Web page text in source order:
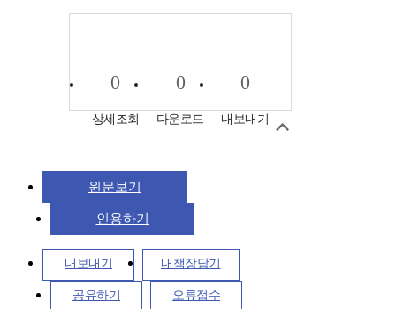
0
상세조회
0
다운로드
0
내보내기
원문보기
인용하기
내보내기 내책장담기
공유하기 오류접수